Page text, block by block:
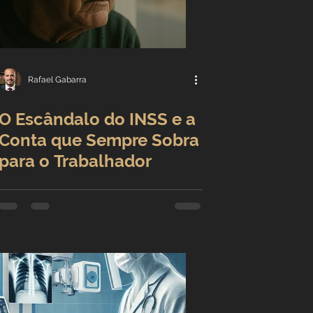
Rafael Gabarra
Escândalo do INSS e a
que Sempre Sobra
para o Trabalhador